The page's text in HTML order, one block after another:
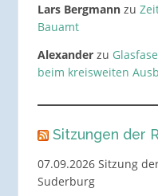
Lars Bergmannzu
Bauamt
Alexanderzu
beim kreisweiten
Sitzungen der
07.09.2026 Sitzung
Suderburg